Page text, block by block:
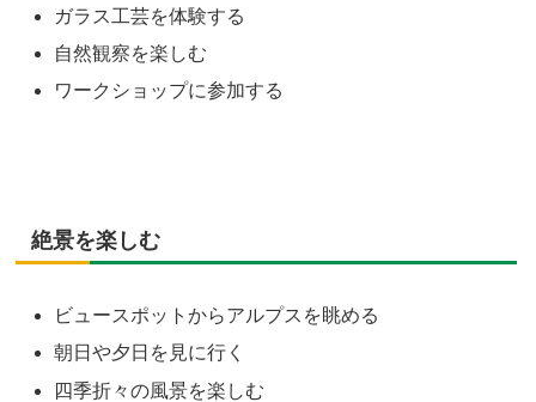
ガラス工芸を体験する
自然観察を楽しむ
ワークショップに参加する
絶景を楽しむ
ビュースポットからアルプスを眺める
朝日や夕日を見に行く
四季折々の風景を楽しむ